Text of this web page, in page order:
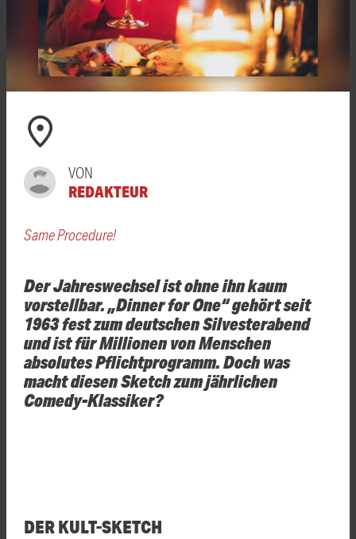
VON
REDAKTEUR
Same Procedure!
Der Jahreswechsel ist ohne ihn kaum
vorstellbar. „Dinner for One“ gehört seit
1963 fest zum deutschen Silvesterabend
und ist für Millionen von Menschen
absolutes Pflichtprogramm. Doch was
macht diesen Sketch zum jährlichen
Comedy-Klassiker?
DER KULT-SKETCH